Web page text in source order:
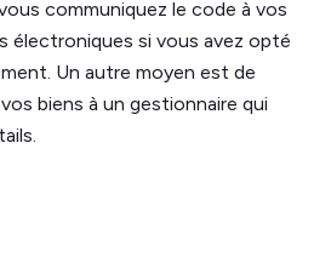
communiquez le code à vos
électroniques si vous avez opté
Un autre moyen est de
biens à un gestionnaire qui